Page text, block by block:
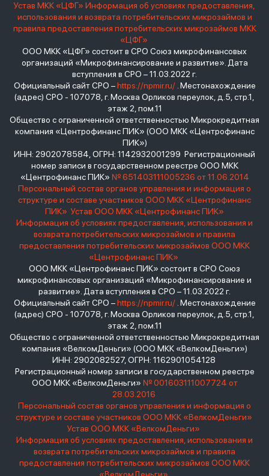
Устав МКК «ЦФГ» Информация об условиях предоставления,
использования и возврата потребительских микрозаймов и
правила предоставления потребительских микрозаймов МКК
«ЦФГ»
ООО МКК «ЦФГ» состоит в СРО Союз микрофинансовых
организаций «Микрофинансирование и развитие». Дата
вступления в СРО – 11.03.2022 г.
Официальный сайт СРО –https://npmir.ru/. Местонахождение
(адрес) СРО - 107078, г. Москва Орликов переулок, д.5, стр.1,
этаж 2, пом.11
Общество с ограниченной ответственностью Микрокредитная
компания «Центрофинанс ПИК» (ООО МКК «Центрофинанс
ПИК»)
ИНН: 2902078584, ОГРН: 1142932001299 Регистрационный
номер записи в государственном реестре ООО МКК
«Центрофинанс ПИК» № 651403111005236 от 11.06.2014
Персональный состав органов управления и информация о
структуре и составе участников ООО МКК «Центрофинанс
ПИК» Устав ООО МКК «Центрофинанс ПИК»
Информация об условиях предоставления, использования и
возврата потребительских микрозаймов и правила
предоставления потребительских микрозаймов ООО МКК
«Центрофинанс ПИК»
ООО МКК «Центрофинанс ПИК» состоит в СРО Союз
микрофинансовых организаций «Микрофинансирование и
развитие». Дата вступления в СРО – 11.03.2022 г.
Официальный сайт СРО –https://npmir.ru/. Местонахождение
(адрес) СРО - 107078, г. Москва Орликов переулок, д.5, стр.1,
этаж 2, пом.11
Общество с ограниченной ответственностью Микрокредитная
компания «ВелкомДеньги» (ООО МКК «ВелкомДеньги»)
ИНН: 2902082527, ОГРН: 1162901054128
Регистрационный номер записи в государственном реестре
ООО МКК «ВелкомДеньги» № 001603111007724 от
28.03.2016
Персональный состав органов управления и информация о
структуре и составе участников ООО МКК «ВелкомДеньги»
Устав ООО МКК «ВелкомДеньги»
Информация об условиях предоставления, использования и
возврата потребительских микрозаймов и правила
предоставления потребительских микрозаймов ООО МКК